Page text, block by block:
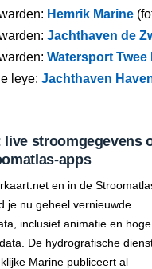
Hemrik Marine
Jachthaven de
Watersport
leye: Jachthaven
live stroomgegevens
apps
en in de
je nu geheel vernieuwde
inclusief animatie en hoge
De hydrografische
Marine publiceert al